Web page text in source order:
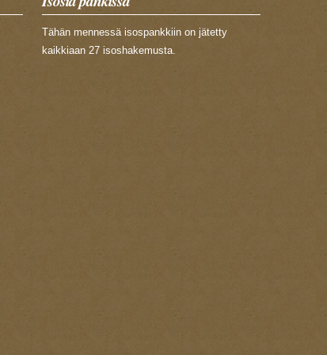
Tähän mennessä isospankkiin on jätetty
kaikkiaan 27 isoshakemusta.